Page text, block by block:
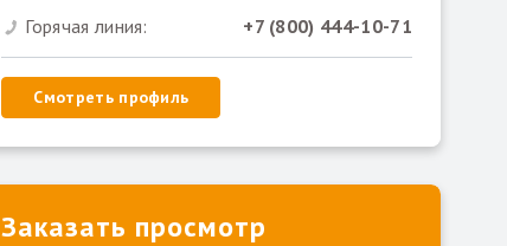
Горячая линия:
+7 (800) 444-10-71
Смотреть профиль
Заказать просмотр